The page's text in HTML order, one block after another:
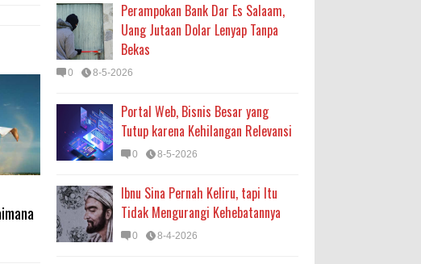
Perampokan Bank Dar Es Salaam,
Uang Jutaan Dolar Lenyap Tanpa
Bekas
0 8-5-2026
Portal Web, Bisnis Besar yang
Tutup karena Kehilangan Relevansi
0 8-5-2026
Ibnu Sina Pernah Keliru, tapi Itu
Tidak Mengurangi Kehebatannya
0 8-4-2026